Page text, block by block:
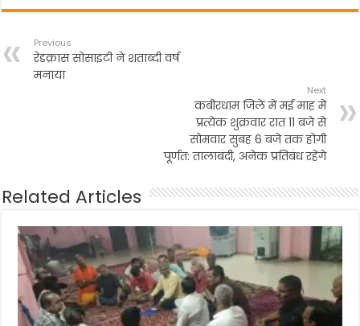
Previous
रेडक्रास सोसाइटी ने शताब्दी वर्ष
मनाया
Next
कबीरधाम जिले में मई माह में
प्रत्येक शुक्रवार रात 11 बजे से
सोमवार सुबह 6 बजे तक होगी
पूर्णत: तालाबंदी, अनेक प्रतिबंध रहेंगे
Related Articles